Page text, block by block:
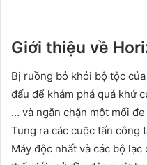
Giới thiệu về
Bị ruồng bỏ khỏi bộ tộc
đấu để khám phá quá khứ
… và ngăn chặn một mối
Tung ra các cuộc tấn công
Máy độc nhất và các bộ